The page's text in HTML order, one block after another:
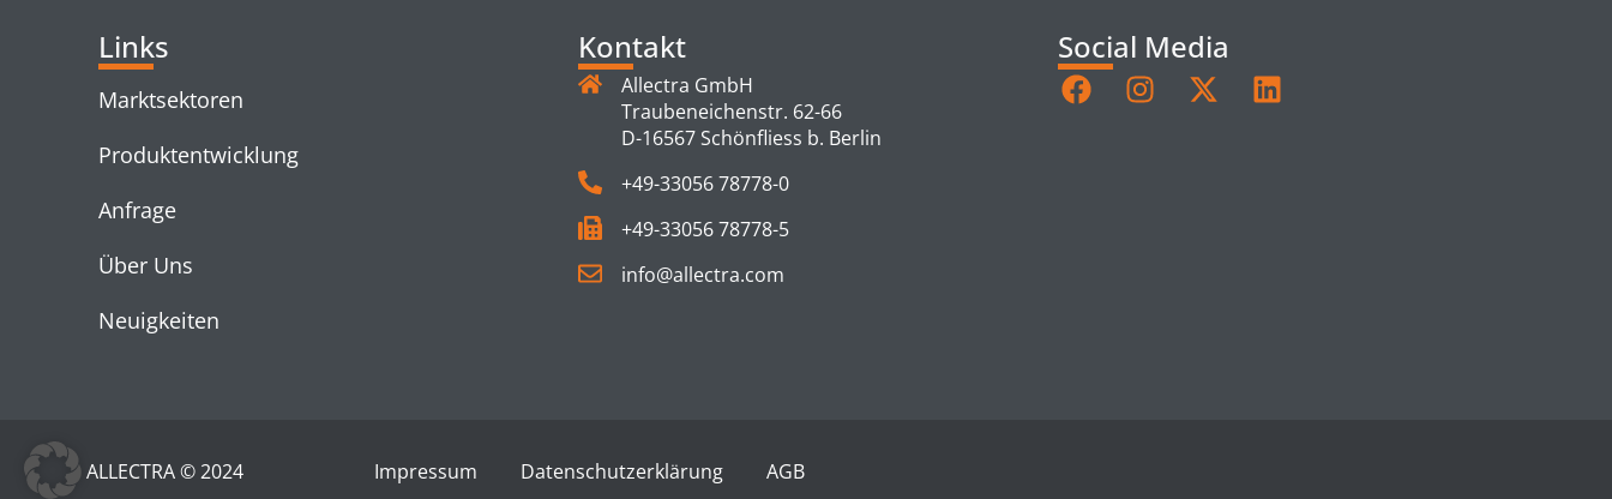
Links
Marktsektoren
Produktentwicklung
Anfrage
Über Uns
Neuigkeiten
Kontakt
Allectra GmbH
Traubeneichenstr. 62-66
D-16567 Schönfliess b. Berlin
+49-33056 78778-0
+49-33056 78778-5
info@allectra.com
Social Media
ALLECTRA © 2024 Impressum Datenschutzerklärung AGB